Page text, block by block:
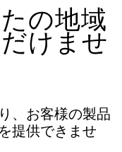
の地域
けませ
、お客様の製品
提供できませ